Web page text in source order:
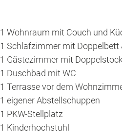
1 Wohnraum mit Couch und
1 Schlafzimmer mit Doppelbett
1 Gästezimmer mit
1 Duschbad mit WC
1 Terrasse vor dem
1 eigener Abstellschuppen
1 PKW-Stellplatz
1 Kinderhochstuhl